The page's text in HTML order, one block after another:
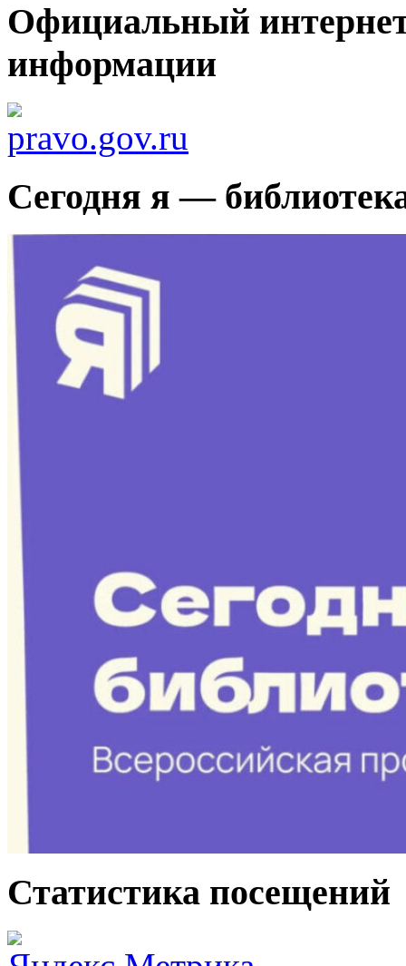
Официальный
информации
Сегодня я —
Статистика посещений